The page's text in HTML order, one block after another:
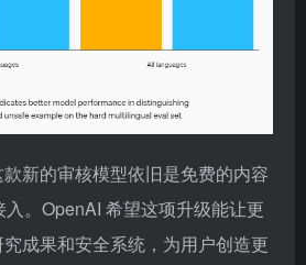
新的审核模型依旧是免费的内容
。OpenAI 希望这项升级能让更
成果和安全系统，为用户创造更